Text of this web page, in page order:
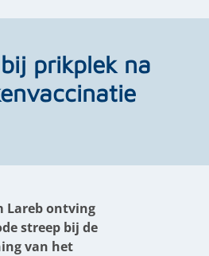
prikplek na
Lareb ontving
streep bij de
van het